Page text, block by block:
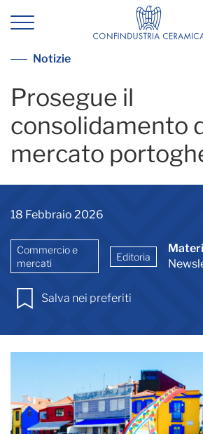
Country Report Portugal
Vai alla lista notizie
Notizie
Prosegue il
consolidamento
mercato
18 Febbraio 2026
Commercio e
mercati
Editoria
Salva nei preferiti